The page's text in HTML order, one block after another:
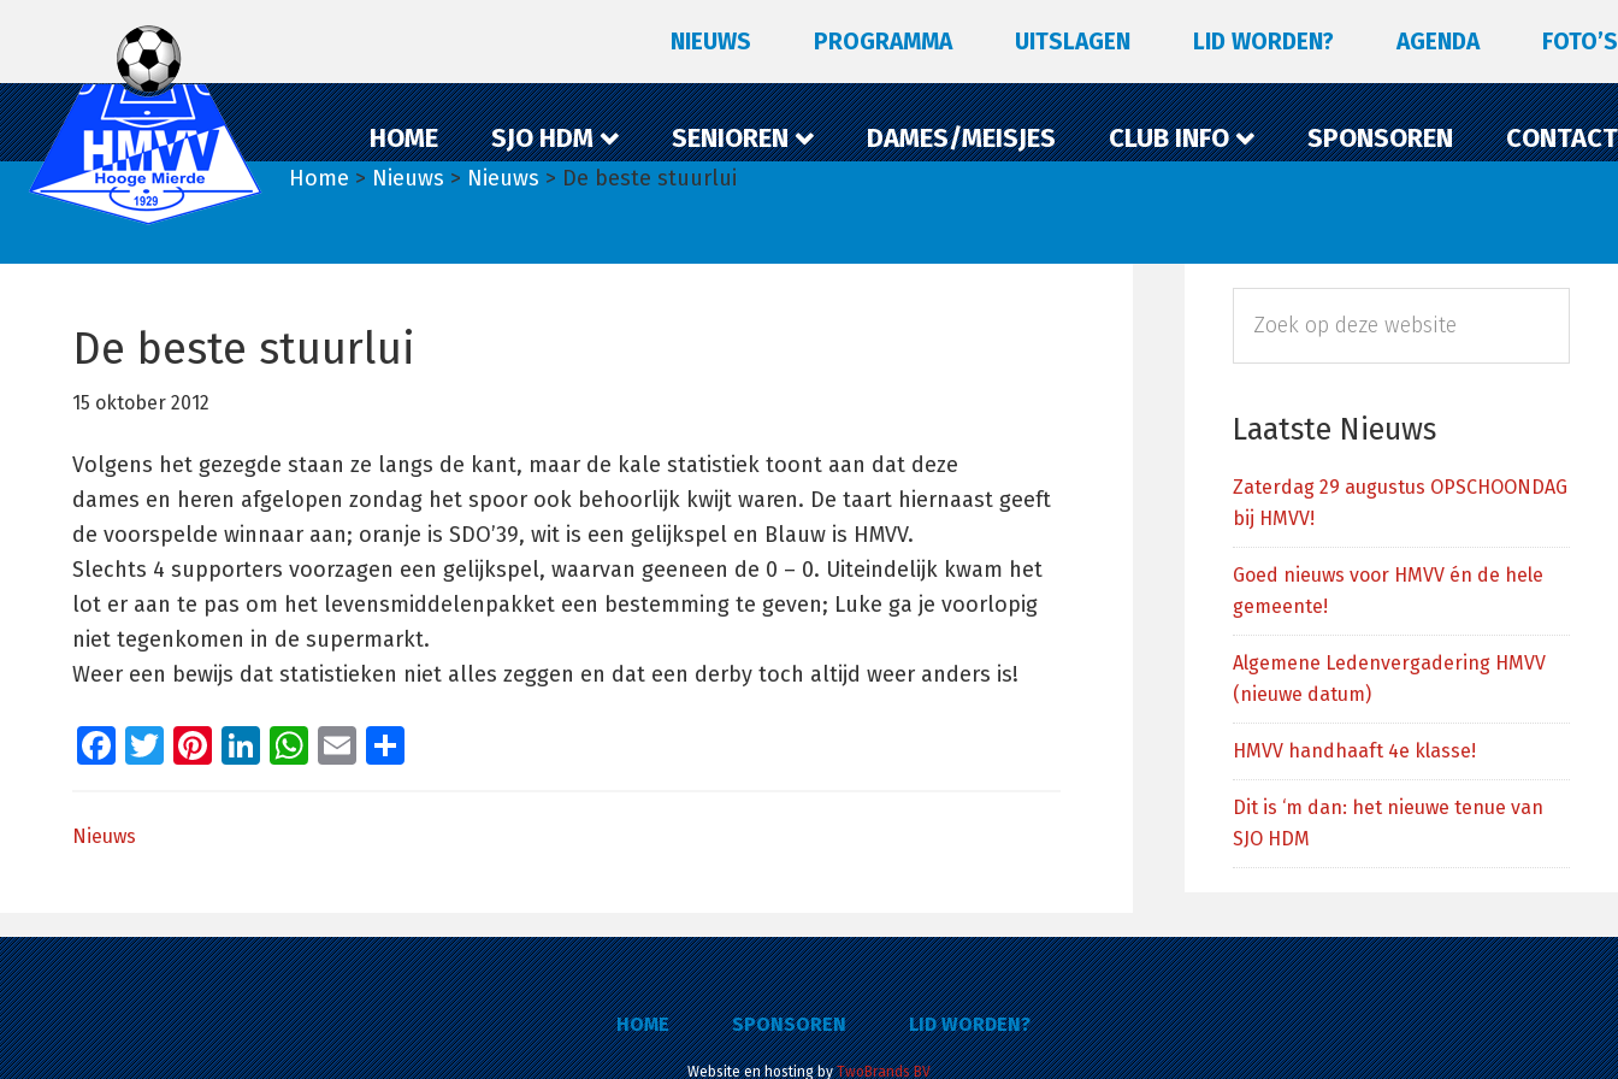
de
hoofdnavigatie
de
hoofd
inhoud
de
eerste
sidebar
NIEUWS PROGRAMMA UITSLAGEN LID WORDEN? AGENDA FOTO’S
HOME SJO HDM SENIOREN DAMES/MEISJES CLUB INFO SPONSOREN CONTACT
Home > Nieuws > Nieuws > De beste stuurlui
De beste stuurlui
15 oktober 2012
Volgens het gezegde staan ze langs de kant, maar de kale statistiek toont aan dat deze
dames en heren afgelopen zondag het spoor ook behoorlijk kwijt waren. De taart hiernaast geeft
de voorspelde winnaar aan; oranje is SDO’39, wit is een gelijkspel en Blauw is HMVV.
Slechts 4 supporters voorzagen een gelijkspel, waarvan geeneen de 0 – 0. Uiteindelijk kwam het
lot er aan te pas om het levensmiddelenpakket een bestemming te geven; Luke ga je voorlopig
niet tegenkomen in de supermarkt.
Weer een bewijs dat statistieken niet alles zeggen en dat een derby toch altijd weer anders is!
Facebook
Twitter
Pinterest
LinkedIn
WhatsApp
Email
Nieuws
Primaire
Sidebar
deze
Laatste Nieuws
Zaterdag 29 augustus OPSCHOONDAG
bij HMVV!
Goed nieuws voor HMVV én de hele
gemeente!
Algemene Ledenvergadering HMVV
(nieuwe datum)
HMVV handhaaft 4e klasse!
Dit is ‘m dan: het nieuwe tenue van
SJO HDM
HOME SPONSOREN LID WORDEN?
Website en hosting byTwoBrands BV